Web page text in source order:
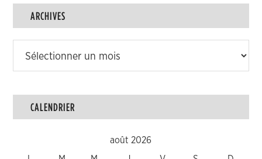
ARCHIVES
CALENDRIER
août 2026